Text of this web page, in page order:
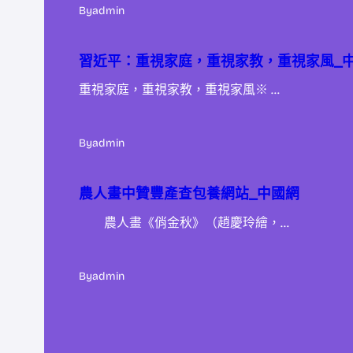
Byadmin
習近平：重視家庭，重視家教，重視家風_
重視家庭，重視家教，重視家風※ …
Byadmin
農人畫中贊豐產查包養網站_中國網
農人畫《俏金秋》（趙慶玲繪，…
Byadmin